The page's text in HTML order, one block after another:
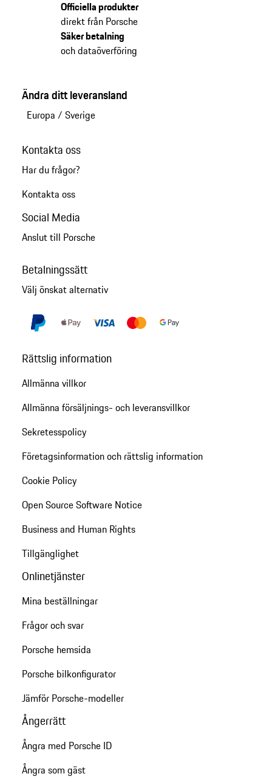
Officiella produkter
direkt från Porsche
Säker betalning
och dataöverföring
Ändra ditt leveransland
Europa / Sverige
Kontakta oss
Har du frågor?
Kontakta oss
Social Media
Anslut till Porsche
Betalningssätt
Välj önskat alternativ
Rättslig information
Allmänna villkor
Allmänna försäljnings- och leveransvillkor
Sekretesspolicy
Företagsinformation och rättslig information
Cookie Policy
Open Source Software Notice
Business and Human Rights
Tillgänglighet
Onlinetjänster
Mina beställningar
Frågor och svar
Porsche hemsida
Porsche bilkonfigurator
Jämför Porsche-modeller
Ångerrätt
Ångra med Porsche ID
Ångra som gäst